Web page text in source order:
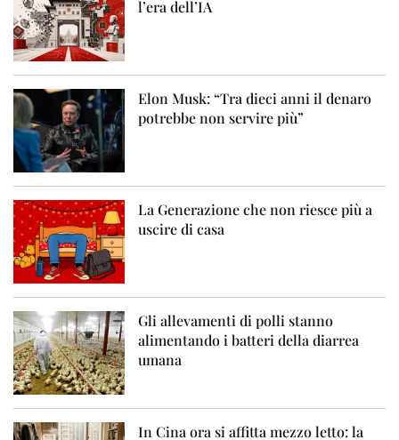
l’era dell’IA
Elon Musk: “Tra dieci anni il denaro
potrebbe non servire più”
La Generazione che non riesce più a
uscire di casa
Gli allevamenti di polli stanno
alimentando i batteri della diarrea
umana
In Cina ora si affitta mezzo letto: la